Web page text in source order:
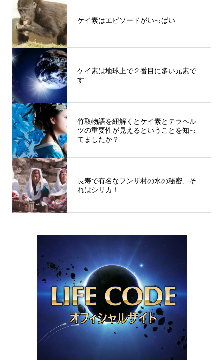
ケイ素はエピソードがいっぱい
ケイ素は地球上で２番目に多い元素で
す
竹取物語を紐解くとケイ素とテラヘル
ツの重要性が見えるということを知っ
てましたか？
長寿で有名なフンザ村の水の秘密、そ
れはシリカ！